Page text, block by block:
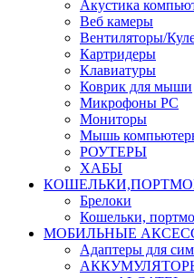
Акустика
Веб камеры
Вентиляторы/
Картридеры
Клавиатуры
Коврик для мыши
Микрофоны PC
Мониторы
Мышь
РОУТЕРЫ
ХАБЫ
Брелоки
Кошельки,
МОБИЛЬНЫЕ
Адаптеры для